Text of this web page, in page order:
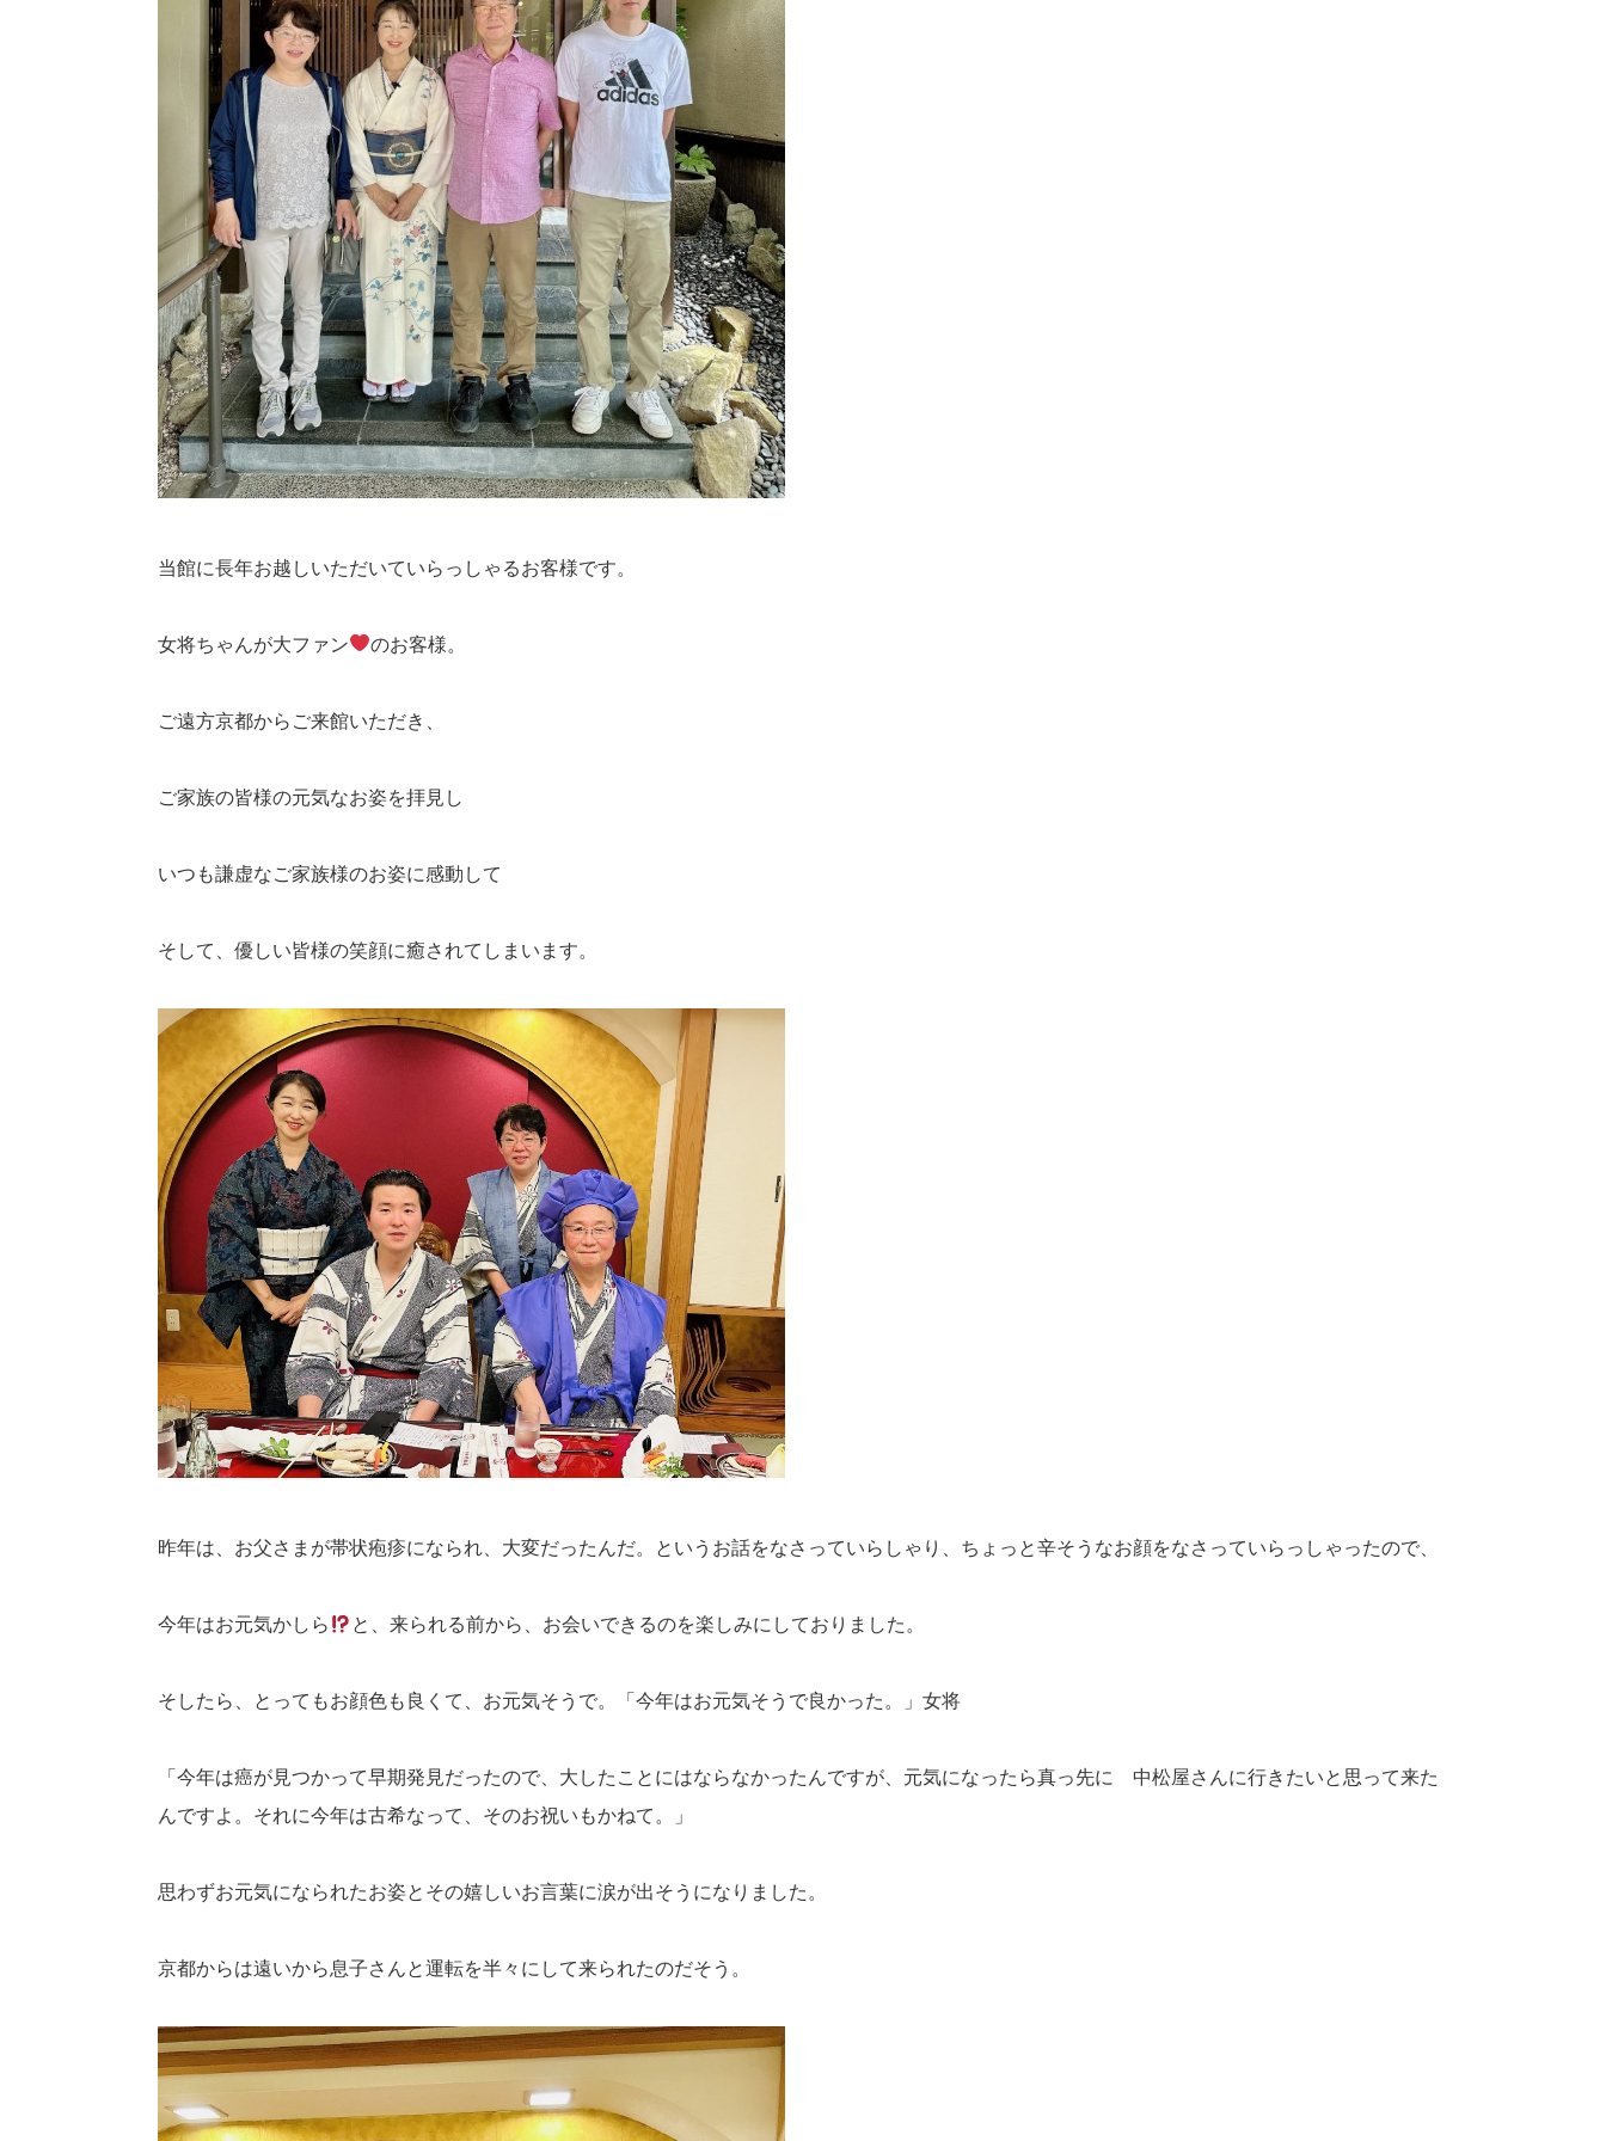
当館に長年お越しいただいていらっしゃるお客様です。
女将ちゃんが大ファン のお客様。
ご遠方京都からご来館いただき、
ご家族の皆様の元気なお姿を拝見し
いつも謙虚なご家族様のお姿に感動して
そして、優しい皆様の笑顔に癒されてしまいます。
昨年は、お父さまが帯状疱疹になられ、大変だったんだ。というお話をなさっていらしゃり、ちょっと辛そうなお顔をなさっていらっしゃったので、
今年はお元気かしら と、来られる前から、お会いできるのを楽しみにしておりました。
そしたら、とってもお顔色も良くて、お元気そうで。「今年はお元気そうで良かった。」女将
「今年は癌が見つかって早期発見だったので、大したことにはならなかったんですが、元気になったら真っ先に 中松屋さんに行きたいと思って来た
んですよ。それに今年は古希なって、そのお祝いもかねて。」
思わずお元気になられたお姿とその嬉しいお言葉に涙が出そうになりました。
京都からは遠いから息子さんと運転を半々にして来られたのだそう。